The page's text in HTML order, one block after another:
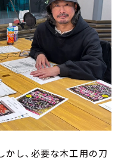
し、必要な木工用の刀